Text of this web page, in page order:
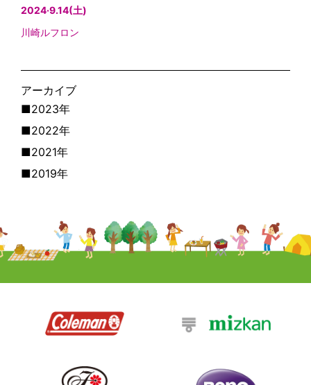
2024·9.14(土)
川崎ルフロン
アーカイブ
■2023年
■2022年
■2021年
■2019年